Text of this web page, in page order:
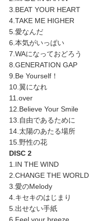
3.BEAT YOUR HEART
4.TAKE ME HIGHER
5.愛なんだ
6.本気がいっぱい
7.WAになっておどろう
8.GENERATION GAP
9.Be Yourself！
10.翼になれ
11.over
12.Believe Your Smile
13.自由であるために
14.太陽のあたる場所
15.野性の花
DISC 2
1.IN THE WIND
2.CHANGE THE WORLD
3.愛のMelody
4.キセキのはじまり
5.出せない手紙